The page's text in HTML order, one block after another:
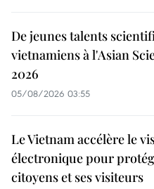
De jeunes talents
vietnamiens à l'Asian
2026
05/08/2026 03:55
Le Vietnam accélère le
électronique pour
citoyens et ses visiteurs